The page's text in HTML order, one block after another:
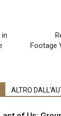
in
Footage
ALTRO